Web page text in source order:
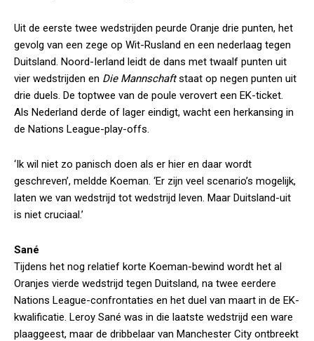
Uit de eerste twee wedstrijden peurde Oranje drie punten, het
gevolg van een zege op Wit-Rusland en een nederlaag tegen
Duitsland. Noord-Ierland leidt de dans met twaalf punten uit
vier wedstrijden en Die Mannschaftstaat op negen punten uit
drie duels. De toptwee van de poule verovert een EK-ticket.
Als Nederland derde of lager eindigt, wacht een herkansing in
de Nations League-play-offs.
‘Ik wil niet zo panisch doen als er hier en daar wordt
geschreven’, meldde Koeman. ‘Er zijn veel scenario’s mogelijk,
laten we van wedstrijd tot wedstrijd leven. Maar Duitsland-uit
is niet cruciaal.’
Sané
Tijdens het nog relatief korte Koeman-bewind wordt het al
Oranjes vierde wedstrijd tegen Duitsland, na twee eerdere
Nations League-confrontaties en het duel van maart in de EK-
kwalificatie. Leroy Sané was in die laatste wedstrijd een ware
plaaggeest, maar de dribbelaar van Manchester City ontbreekt